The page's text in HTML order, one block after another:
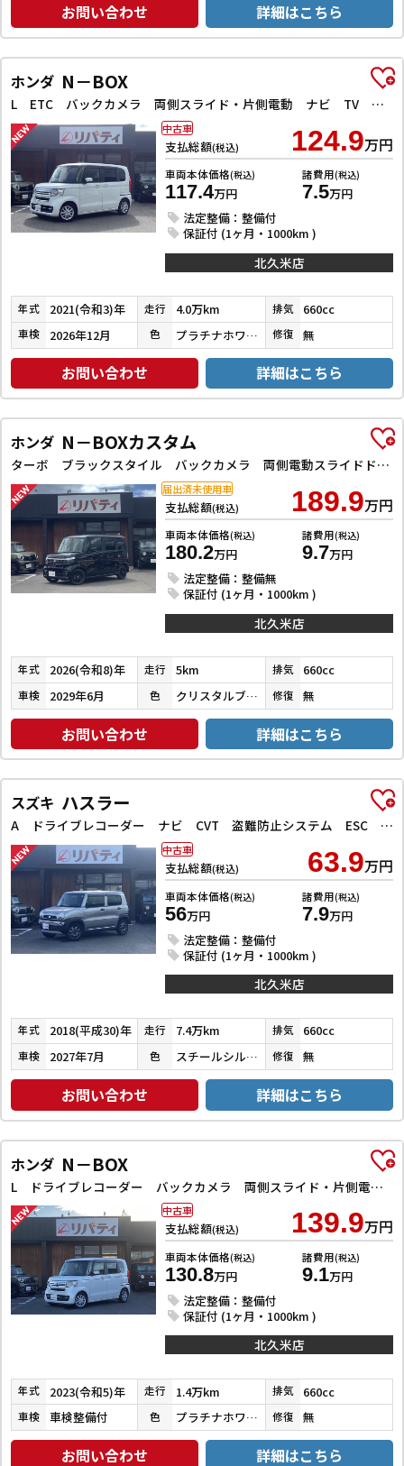
お問い合わせ 詳細はこちら
ホンダ N－BOX
L ETC バックカメラ 両側スライド・片側電動 ナビ TV クリアランスソナー オートクルーズコントロール レーンアシスト 衝突被害軽減システム オートライト スマートキー アイドリングストップ
支払総額(税込) 124.9万円
車両本体価格(税込)
117.4万円
諸費用(税込)
7.5万円
法定整備：整備付
保証付 (1ヶ月・1000km )
中古車
北久米店
年式 2021(令和3)年 走行 4.0万km 排気 660cc
車検 2026年12月 色 プラチナホワイトパール 修復 無
お問い合わせ 詳細はこちら
ホンダ N－BOXカスタム
ターボ ブラックスタイル バックカメラ 両側電動スライドドア クリアランスソナー オートクルーズコントロール レーンアシスト オートライト スマートキー アイドリングストップ 電動格納ミラー シートヒーター CVT ESC
支払総額(税込) 189.9万円
車両本体価格(税込)
180.2万円
諸費用(税込)
9.7万円
法定整備：整備無
保証付 (1ヶ月・1000km )
届出済未使用車
北久米店
年式 2026(令和8)年 走行 5km 排気 660cc
車検 2029年6月 色 クリスタルブラックパール 修復 無
お問い合わせ 詳細はこちら
スズキ ハスラー
A ドライブレコーダー ナビ CVT 盗難防止システム ESC CD ミュージックプレイヤー接続可 Bluetooth エアコン パワーステアリング
支払総額(税込) 63.9万円
車両本体価格(税込)
56万円
諸費用(税込)
7.9万円
法定整備：整備付
保証付 (1ヶ月・1000km )
中古車
北久米店
年式 2018(平成30)年 走行 7.4万km 排気 660cc
車検 2027年7月 色 スチールシルバーメタリック 修復 無
お問い合わせ 詳細はこちら
ホンダ N－BOX
L ドライブレコーダー バックカメラ 両側スライド・片側電動 ナビ クリアランスソナー レーンアシスト 衝突被害軽減システム オートライト スマートキー アイドリングストップ 電動格納ミラー
支払総額(税込) 139.9万円
車両本体価格(税込)
130.8万円
諸費用(税込)
9.1万円
法定整備：整備付
保証付 (1ヶ月・1000km )
中古車
北久米店
年式 2023(令和5)年 走行 1.4万km 排気 660cc
車検 車検整備付 色 プラチナホワイトパール 修復 無
お問い合わせ 詳細はこちら